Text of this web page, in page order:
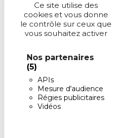
Ce site utilise des
cookies et vous donne
le contrôle sur ceux que
vous souhaitez activer
Nos partenaires
(5)
APIs
Mesure d'audience
Régies publicitaires
Vidéos